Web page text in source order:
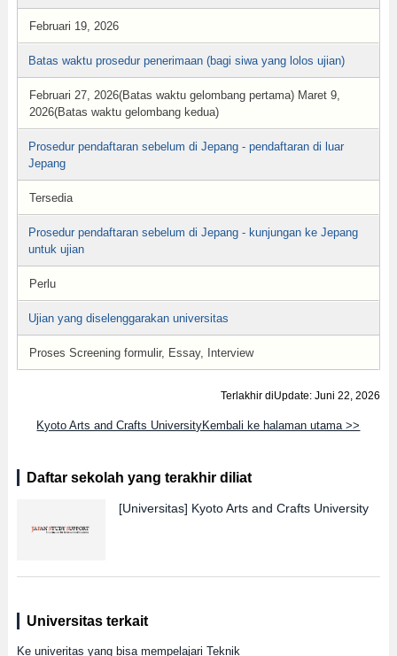
Februari 19, 2026
Batas waktu prosedur penerimaan (bagi siwa yang lolos ujian)
Februari 27, 2026(Batas waktu gelombang pertama) Maret 9,
2026(Batas waktu gelombang kedua)
Prosedur pendaftaran sebelum di Jepang - pendaftaran di luar
Jepang
Tersedia
Prosedur pendaftaran sebelum di Jepang - kunjungan ke Jepang
untuk ujian
Perlu
Ujian yang diselenggarakan universitas
Proses Screening formulir, Essay, Interview
Terlakhir diUpdate: Juni 22, 2026
Kyoto Arts and Crafts UniversityKembali ke halaman utama >>
Daftar sekolah yang terakhir diliat
[Universitas] Kyoto Arts and Crafts University
Universitas terkait
Ke univeritas yang bisa mempelajari Teknik